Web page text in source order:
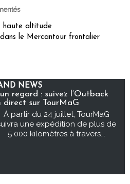
haute altitude
le Mercantour frontalier
NEWS
regard : suivez l’Outback
direct sur TourMaG
À partir du 24 juillet, TourMaG
une expédition de plus de
5 000 kilomètres à travers...